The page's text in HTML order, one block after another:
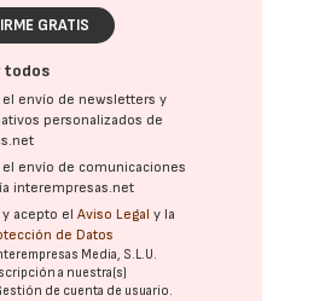
GRATIS
todos
envío de newsletters y
personalizados de
envío de comunicaciones
interempresas.net
y acepto elAviso Legal y la
de Datos
Media, S.L.U.
a nuestra(s)
de cuenta de usuario.